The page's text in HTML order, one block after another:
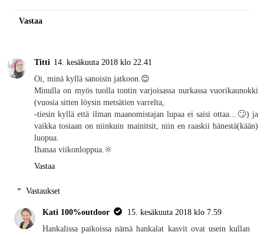
Vastaa
Titti 14. kesäkuuta 2018 klo 22.41
Oi, minä kyllä sanoisin jatkoon.😊
Minulla on myös tuolla tontin varjoisassa nurkassa vuorikaunokki
(vuosia sitten löysin metsätien varrelta,
-tiesin kyllä että ilman maanomistajan lupaa ei saisi ottaa...🙄) ja
vaikka tosiaan on niinkuin mainitsit, niin en raaskii hänestä(kään)
luopua.
Ihanaa viikonloppua.🔆
Vastaa
Vastaukset
Kati 100%outdoor
15. kesäkuuta 2018 klo 7.59
Hankalissa paikoissa nämä hankalat kasvit ovat usein kullan